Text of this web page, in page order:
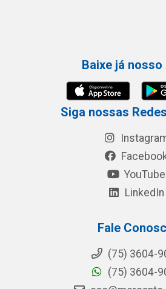
Baixe já nosso
Siga nossas
YouTube
LinkedIn
Fale
(75) 3604-
(75) 3604-